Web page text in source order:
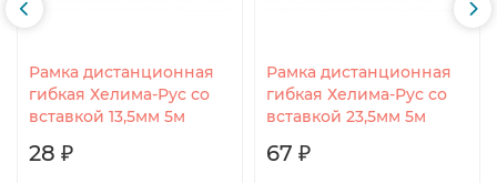
Рамка дистанционная
гибкая Хелима-Рус со
вставкой 13,5мм 5м
28 ₽
Рамка дистанционная
гибкая Хелима-Рус со
вставкой 23,5мм 5м
67 ₽